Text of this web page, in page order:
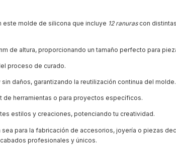
este molde de silicona que incluye 12 ranurascon
de altura, proporcionando un tamaño perfecto para
proceso de curado.
daños, garantizando la reutilización continua del molde.
de herramientas o para proyectos específicos.
estilos y creaciones, potenciando tu creatividad.
para la fabricación de accesorios, joyería o piezas
profesionales y únicos.